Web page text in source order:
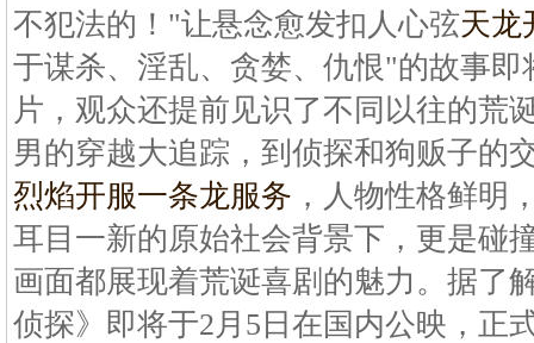
不犯法的！"让悬念愈发扣人心弦天龙
于谋杀、淫乱、贪婪、仇恨"的故事
片，观众还提前见识了不同以往的荒
男的穿越大追踪，到侦探和狗贩子的
烈焰开服一条龙服务 ，人物性格鲜明
耳目一新的原始社会背景下，更是碰
画面都展现着荒诞喜剧的魅力。据了
侦探》即将于2月5日在国内公映，正